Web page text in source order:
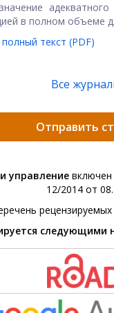
в полном объеме
текст (PDF)
Все
Отправить
управление
12/2014 от